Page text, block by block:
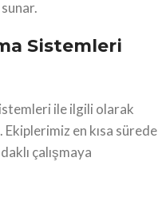
Sistemleri
ile ilgili olarak
en kısa sürede
çalışmaya